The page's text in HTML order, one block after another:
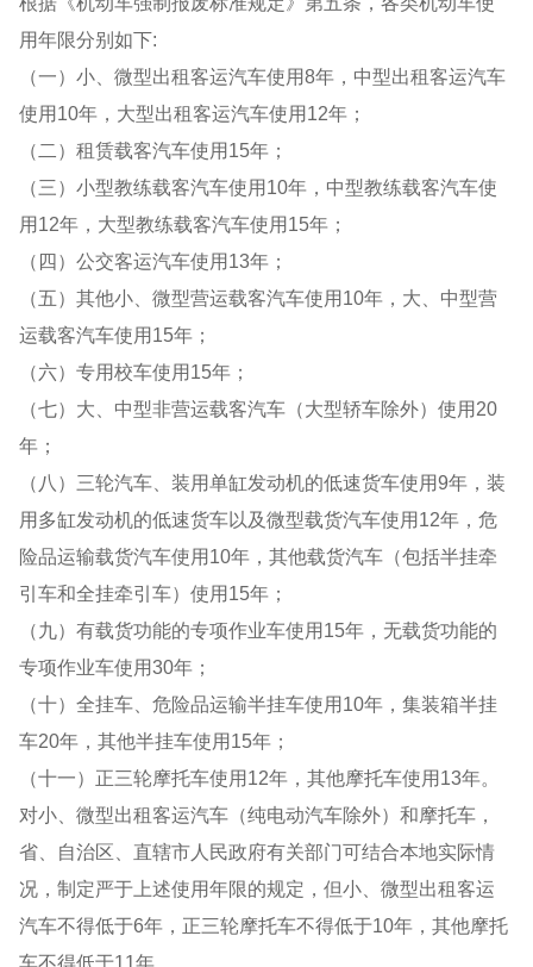
用年限分别如下:
（一）小、微型出租客运汽车使用8年，中型出租客运汽车
使用10年，大型出租客运汽车使用12年；
（二）租赁载客汽车使用15年；
（三）小型教练载客汽车使用10年，中型教练载客汽车使
用12年，大型教练载客汽车使用15年；
（四）公交客运汽车使用13年；
（五）其他小、微型营运载客汽车使用10年，大、中型营
运载客汽车使用15年；
（六）专用校车使用15年；
（七）大、中型非营运载客汽车（大型轿车除外）使用20
年；
（八）三轮汽车、装用单缸发动机的低速货车使用9年，装
用多缸发动机的低速货车以及微型载货汽车使用12年，危
险品运输载货汽车使用10年，其他载货汽车（包括半挂牵
引车和全挂牵引车）使用15年；
（九）有载货功能的专项作业车使用15年，无载货功能的
专项作业车使用30年；
（十）全挂车、危险品运输半挂车使用10年，集装箱半挂
车20年，其他半挂车使用15年；
（十一）正三轮摩托车使用12年，其他摩托车使用13年。
对小、微型出租客运汽车（纯电动汽车除外）和摩托车，
省、自治区、直辖市人民政府有关部门可结合本地实际情
况，制定严于上述使用年限的规定，但小、微型出租客运
汽车不得低于6年，正三轮摩托车不得低于10年，其他摩托
车不得低于11年。